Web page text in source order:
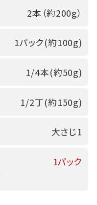
2本（約200g）
1パック(約100g)
1/4本(約50g)
1/2丁(約150g)
大さじ1
1パック